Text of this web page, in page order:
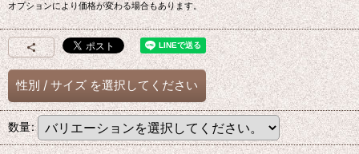
オプションにより価格が変わる場合もあります。
性別 / サイズ を選択してください
数量: